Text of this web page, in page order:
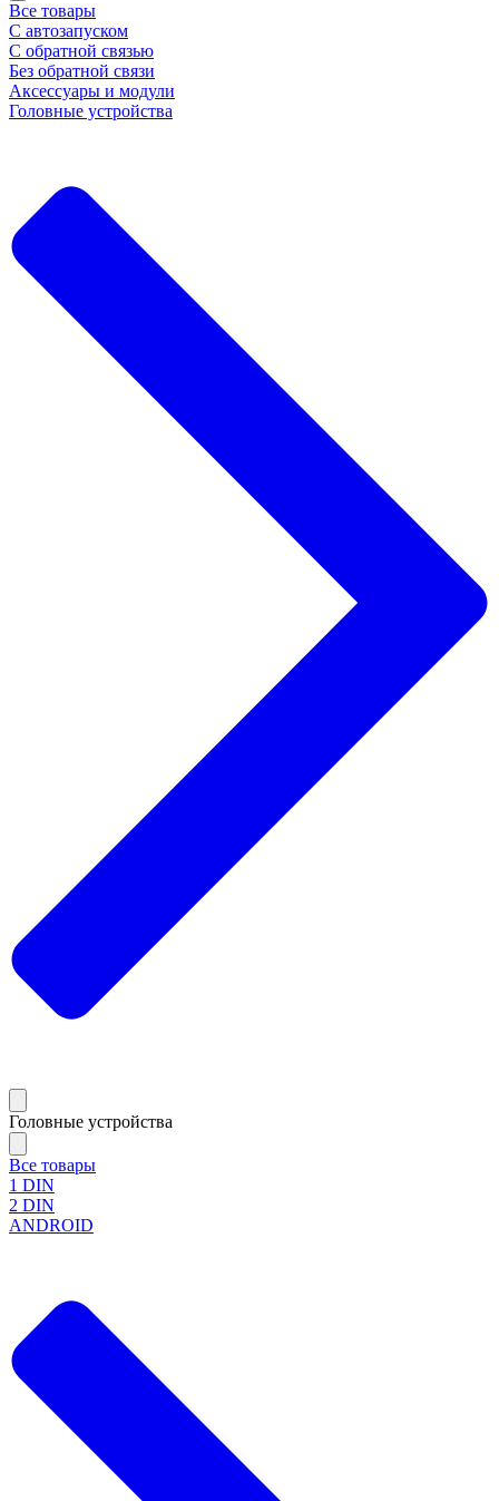
Все товары
С автозапуском
С обратной связью
Без обратной связи
Аксессуары и модули
Головные устройства
Головные устройства
Все товары
1 DIN
2 DIN
ANDROID